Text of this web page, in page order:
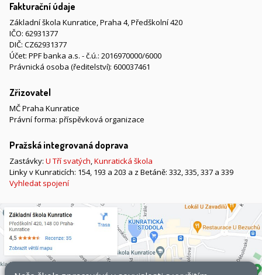
Fakturační údaje
Základní škola Kunratice, Praha 4, Předškolní 420
IČO: 62931377
DIČ: CZ62931377
Účet: PPF banka a.s. - č.ú.: 2016970000/6000
Právnická osoba (ředitelství): 600037461
Zřizovatel
MČ Praha Kunratice
Právní forma: příspěvková organizace
Pražská integrovaná doprava
Zastávky: U Tří svatých,Kunratická škola
Linky v Kunraticích: 154, 193 a 203 a z Betáně: 332, 335, 337 a 339
Vyhledat spojení